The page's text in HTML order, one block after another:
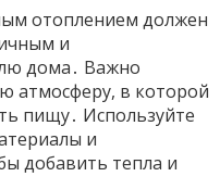
отоплением должен
и
дома․ Важно
атмосферу, в которой
пищу․ Используйте
и
добавить тепла и